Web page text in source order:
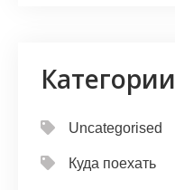
Категории
Uncategorised
Куда поехать